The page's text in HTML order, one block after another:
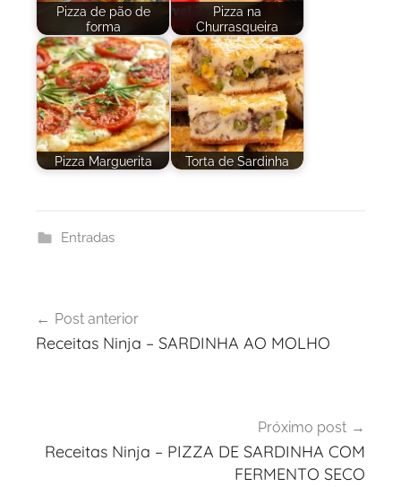
Pizza de pão de
forma
Pizza na
Churrasqueira
Pizza Marguerita Torta de Sardinha
Entradas
de
Post anterior
Receitas Ninja – SARDINHA AO MOLHO
Próximo post
Receitas Ninja – PIZZA DE SARDINHA COM
FERMENTO SECO